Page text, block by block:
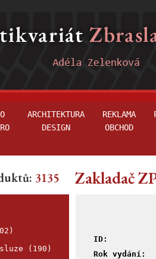
ARCHITEKTURA
DESIGN
REKLAMA
OBCHOD
3135
(190)
Zakladač
ID:
Rok vydání: